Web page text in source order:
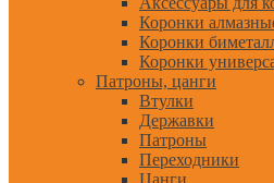
Коронки
Коронки
Коронки
Патроны, цанги
Втулки
Державки
Патроны
Переходники
Цанги